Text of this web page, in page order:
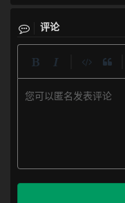
评论
您可以匿名发表评论